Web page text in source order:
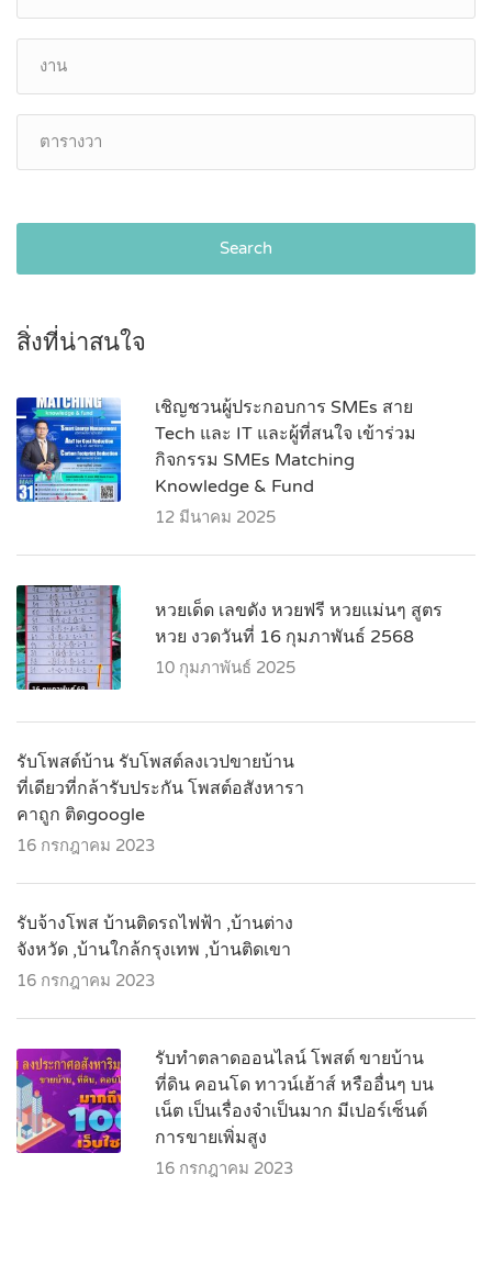
Search
สิ่งที่น่าสนใจ
เชิญชวนผู้ประกอบการ SMEs สาย
Tech และ IT และผู้ที่สนใจ เข้าร่วม
กิจกรรม SMEs Matching
Knowledge & Fund
12 มีนาคม 2025
หวยเด็ด เลขดัง หวยฟรี หวยแม่นๆ สูตร
หวย งวดวันที่ 16 กุมภาพันธ์ 2568
10 กุมภาพันธ์ 2025
รับโพสต์บ้าน รับโพสต์ลงเวปขายบ้าน
ที่เดียวที่กล้ารับประกัน โพสต์อสังหารา
คาถูก ติดgoogle
16 กรกฎาคม 2023
รับจ้างโพส บ้านติดรถไฟฟ้า ,บ้านต่าง
จังหวัด ,บ้านใกล้กรุงเทพ ,บ้านติดเขา
16 กรกฎาคม 2023
รับทำตลาดออนไลน์ โพสต์ ขายบ้าน
ที่ดิน คอนโด ทาวน์เฮ้าส์ หรืออื่นๆ บน
เน็ต เป็นเรื่องจำเป็นมาก มีเปอร์เซ็นต์
การขายเพิ่มสูง
16 กรกฎาคม 2023